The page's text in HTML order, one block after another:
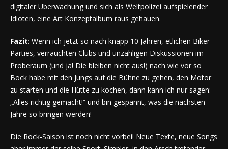
digitaler Überwachung und sich als Weltpolizei aufspielender
Idioten, eine Art Konzeptalbum raus gehauen.
Fazit: Wenn ich jetzt so nach knapp 10 Jahren, etlichen Biker-
Parties, verrauchten Clubs und unzähligen Diskussionen im
Proberaum (und ja! Die bleiben nicht aus!) nach wie vor so
Bock habe mit den Jungs auf die Bühne zu gehen, den Motor
zu starten und die Hütte zu kochen, dann kann ich nur sagen:
„Alles richtig gemacht!“ und bin gespannt, was die nächsten
Jahre so bringen werden!
Die Rock-Saison ist noch nicht vorbei! Neue Texte, neue Songs